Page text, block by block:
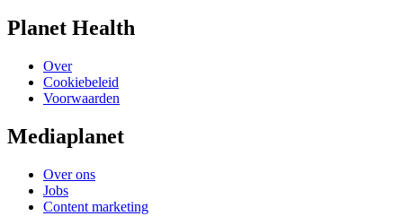
Planet Health
Over
Cookiebeleid
Voorwaarden
Mediaplanet
Over ons
Jobs
Content marketing